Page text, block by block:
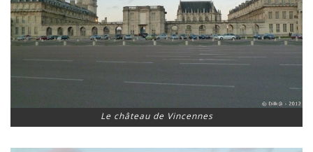
Le château de Vincennes